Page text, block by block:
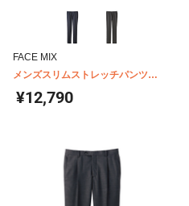
FACE MIX
メンズスリムストレッチパンツ
FP6030M
¥12,790